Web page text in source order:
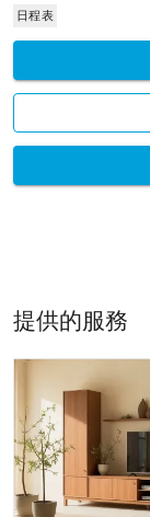
日程表
提供的服務